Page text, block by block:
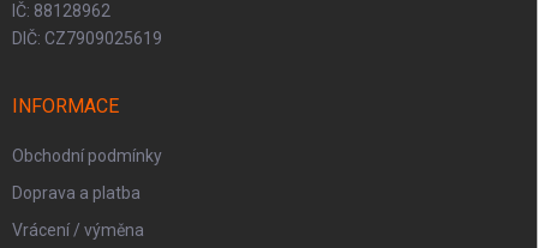
IČ: 88128962
DIČ: CZ7909025619
INFORMACE
Obchodní podmínky
Doprava a platba
Vrácení / výměna